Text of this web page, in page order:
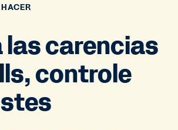
las carencias
controle